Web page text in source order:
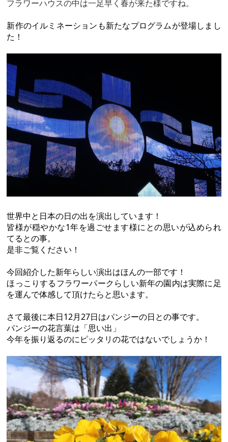
フラワーハウスの中は一足早く春が来た様ですね。
新作のイルミネーションも新たなプログラムが登場しまし
た！
世界中と日本の日の出を演出しています！
皆様が穏やかな1年を過ごせます様にとの思いが込められ
てるとの事。
是非ご覧ください！
今回紹介した新年らしい演出はほんの一部です！
ほっこりするフラワーパークらしい新年の園内は実際に足
を運んで体感して頂けたらと思います。
さて最後に本日12月27日はパンジーの日との事です。
パンジーの花言葉は「思い出」
今年を振り返るのにピッタリの花ではないでしょうか！